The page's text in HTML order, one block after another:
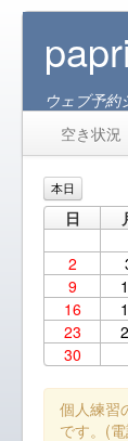
ウェブ予約
空き状況
本日
日
2
9
16
23
30
個人練習
です。(